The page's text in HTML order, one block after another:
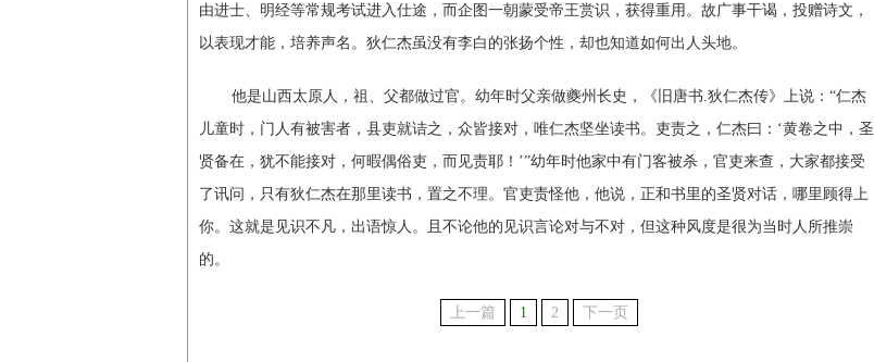
由进士、明经等常规考试进入仕途，而企图一朝蒙受帝王赏识，获得重用。故广事干谒，投赠诗文，
以表现才能，培养声名。狄仁杰虽没有李白的张扬个性，却也知道如何出人头地。
他是山西太原人，祖、父都做过官。幼年时父亲做夔州长史，《旧唐书.狄仁杰传》上说：“仁杰
儿童时，门人有被害者，县吏就诘之，众皆接对，唯仁杰坚坐读书。吏责之，仁杰曰：‘黄卷之中，圣
贤备在，犹不能接对，何暇偶俗吏，而见责耶！’”幼年时他家中有门客被杀，官吏来查，大家都接受
了讯问，只有狄仁杰在那里读书，置之不理。官吏责怪他，他说，正和书里的圣贤对话，哪里顾得上
你。这就是见识不凡，出语惊人。且不论他的见识言论对与不对，但这种风度是很为当时人所推崇
的。
上一篇 1 2 下一页